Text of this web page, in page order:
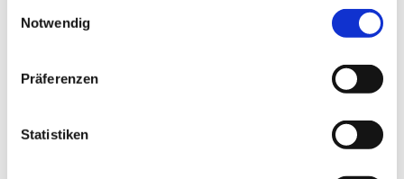
Notwendig
Präferenzen
Statistiken
Bürgermeister Hideto Onishi empfangen und
öffnen